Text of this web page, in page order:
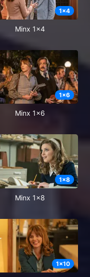
1x4
Minx 1x4
1x6
Minx 1x6
1x8
Minx 1x8
1x10